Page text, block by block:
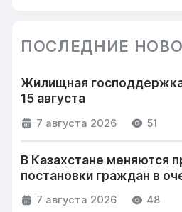
ПОСЛЕДНИЕ
Жилищная
15 августа
7 августа 2026 51
В Казахстане меняются
постановки граждан в
7 августа 2026 48